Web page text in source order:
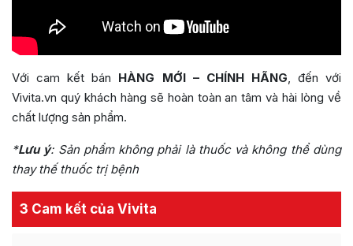
Với cam kết bán HÀNG MỚI – CHÍNH HÃNG , đến với
Vivita.vn quý khách hàng sẽ hoàn toàn an tâm và hài lòng về
chất lượng sản phẩm.
*Lưu ý: Sản phẩm không phải là thuốc và không thể dùng
thay thế thuốc trị bệnh
3 Cam kết của Vivita